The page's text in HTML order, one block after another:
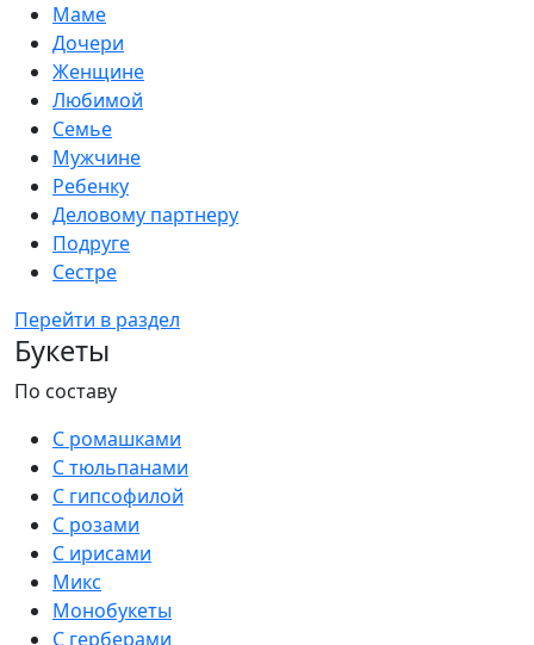
Маме
Дочери
Женщине
Любимой
Семье
Мужчине
Ребенку
Деловому партнеру
Подруге
Сестре
Перейти в раздел
Букеты
По составу
С ромашками
С тюльпанами
С гипсофилой
С розами
С ирисами
Микс
Монобукеты
С герберами